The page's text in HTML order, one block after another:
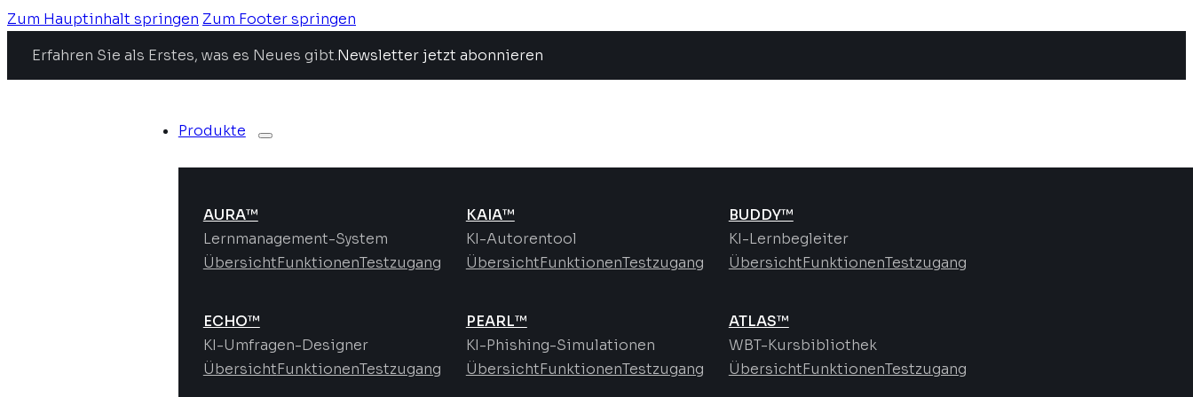
Zum Hauptinhalt springen Zum Footer springen
Erfahren Sie als Erstes, was es Neues gibt.Newsletter jetzt abonnieren
Produkte
AURA™
Lernmanagement-System
ÜbersichtFunktionenTestzugang
KAIA™
KI-Autorentool
ÜbersichtFunktionenTestzugang
BUDDY™
KI-Lernbegleiter
ÜbersichtFunktionenTestzugang
ECHO™
KI-Umfragen-Designer
ÜbersichtFunktionenTestzugang
PEARL™
KI-Phishing-Simulationen
ÜbersichtFunktionenTestzugang
ATLAS™
WBT-Kursbibliothek
ÜbersichtFunktionenTestzugang